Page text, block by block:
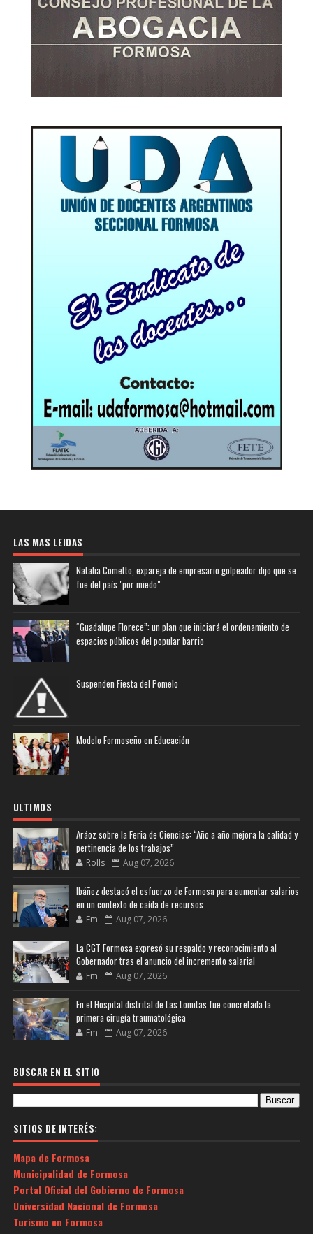
LAS MAS LEIDAS
Natalia Cometto, expareja de empresario golpeador dijo que se
fue del país "por miedo"
“Guadalupe Florece”: un plan que iniciará el ordenamiento de
espacios públicos del popular barrio
Suspenden Fiesta del Pomelo
Modelo Formoseño en Educación
ULTIMOS
Aráoz sobre la Feria de Ciencias: “Año a año mejora la calidad y
pertinencia de los trabajos”
Rolls Aug 07, 2026
Ibáñez destacó el esfuerzo de Formosa para aumentar salarios
en un contexto de caída de recursos
Fm Aug 07, 2026
La CGT Formosa expresó su respaldo y reconocimiento al
Gobernador tras el anuncio del incremento salarial
Fm Aug 07, 2026
En el Hospital distrital de Las Lomitas fue concretada la
primera cirugía traumatológica
Fm Aug 07, 2026
BUSCAR EN EL SITIO
SITIOS DE INTERÉS:
Mapa de Formosa
Municipalidad de Formosa
Portal Oficial del Gobierno de Formosa
Universidad Nacional de Formosa
Turismo en Formosa